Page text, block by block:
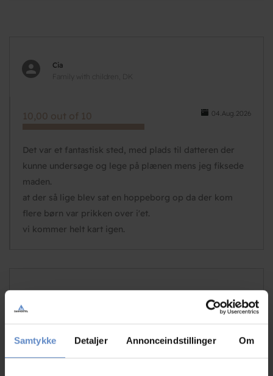
Samtykke Detaljer Annonceindstillinger Om
Cia
Family with children, DK
04.Aug.2026
10,00 out of 10
Det var et fantastisk sted, med plads til datteren der
kunne undersøge og lege på plænen mens jeg fiksede
maden.
at der så lige blev sat en hoppeborg op da der kom
flere børn var prikken over i'et.
vi kommer helt kart igen.
31.Jul.2026
8,75 out of 10